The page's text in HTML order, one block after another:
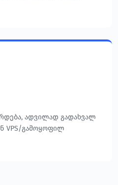
ადვილად გადახვალ
VPS/გამოყოფილ